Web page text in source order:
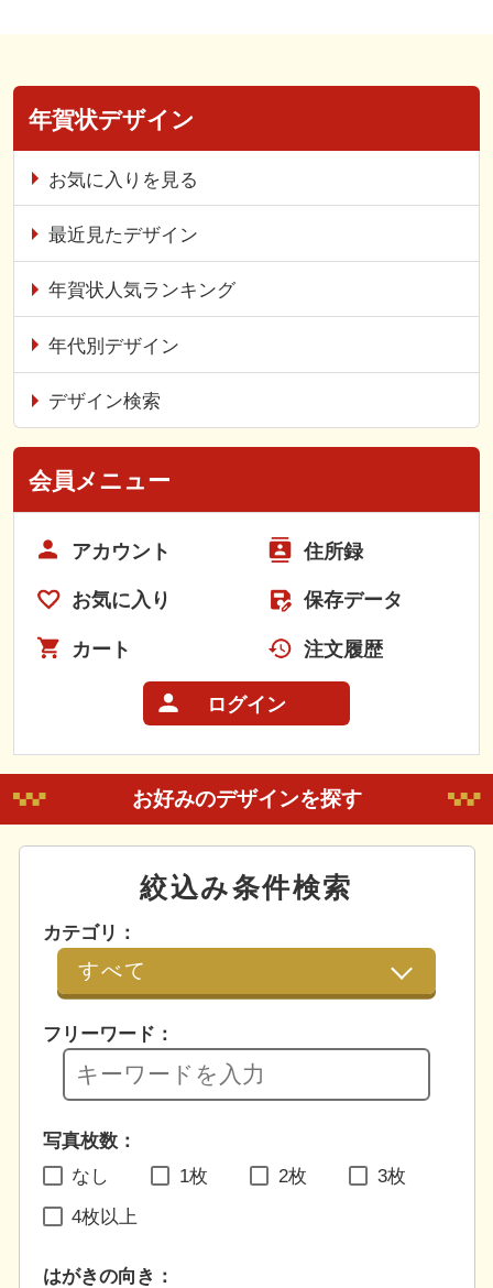
年賀状デザイン
お気に入りを見る
最近見たデザイン
年賀状人気ランキング
年代別デザイン
デザイン検索
会員メニュー
アカウント 住所録
お気に入り 保存データ
カート 注文履歴
ログイン
お好みのデザインを探す
絞込み条件検索
カテゴリ：
フリーワード：
写真枚数：
なし
1枚 2枚 3枚
4枚以上
はがきの向き：